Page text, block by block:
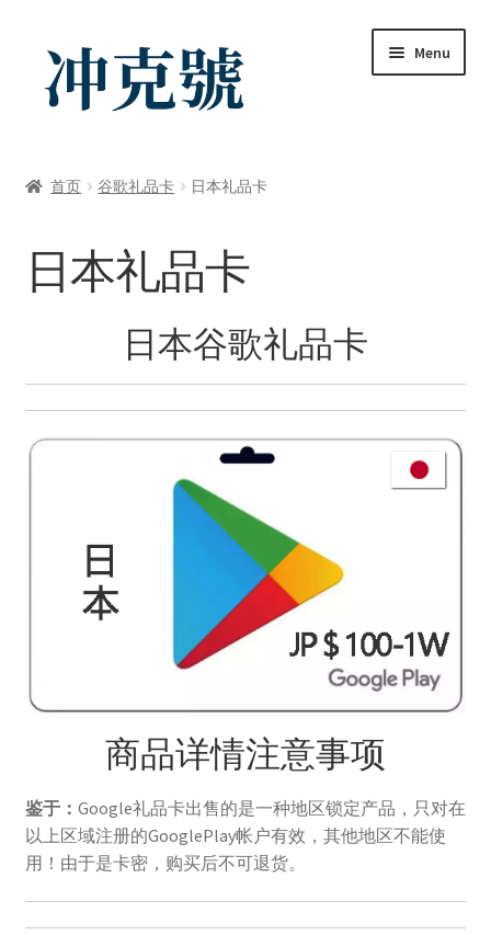
navigation
content
Menu
YouTube会员
我的帐户
礼品卡锁卡注意事项
网络服务
安卓-V2rayN
流媒体账号
首页 谷歌礼品卡 日本礼品卡
日本礼品卡
日本谷歌礼品卡
商品详情注意事项
鉴于： Google礼品卡出售的是一种地区锁定产品，只对在
以上区域注册的GooglePlay帐户有效，其他地区不能使
用！由于是卡密，购买后不可退货。